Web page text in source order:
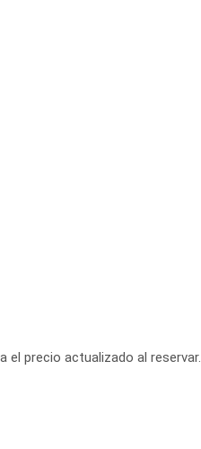
el precio actualizado al reservar.